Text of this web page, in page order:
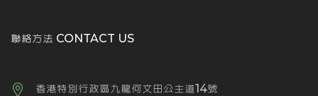
聯絡方法 CONTACT US
香港特別行政區九龍何文田公主道14號